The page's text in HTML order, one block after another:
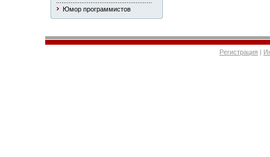
Юмор программистов
Регистрация |